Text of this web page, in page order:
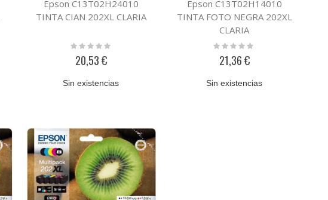
Epson C13T02H24010
TINTA CIAN 202XL CLARIA
Rating:
20,53 €
Sin existencias
Epson C13T02H14010
TINTA FOTO NEGRA 202XL
CLARIA
Rating:
21,36 €
Sin existencias